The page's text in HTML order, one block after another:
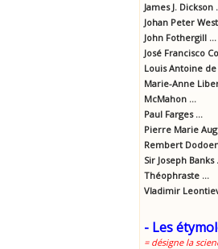
James J. Dickson
Johan Peter
John Fothergill ...
José Francisco
Louis Antoine
Marie-Anne
McMahon ...
Paul Farges ...
Pierre Marie
Rembert
Sir Joseph Banks
Théophraste ...
Vladimir
- Les
= désigne la